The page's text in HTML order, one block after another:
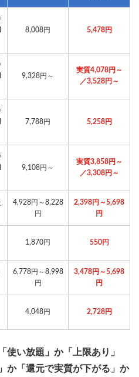
8,008円 5,478円
9,328円～
実質4,078円～
／3,528円～
7,788円 5,258円
9,108円～
実質3,858円～
／3,308円～
4,928円～8,228
円
2,398円～5,698
円
1,870円 550円
6,778円～8,998
円
3,478円～5,698
円
4,048円 2,728円
「使い放題」か「上限あり」
か「還元で実質が下がる」か